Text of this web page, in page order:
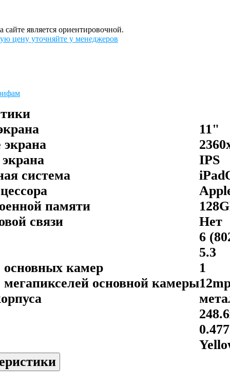
сайте является ориентировочной.
цену уточняйте у менеджеров
11"
IPS
система
памяти
связи
Нет
6
5.3
основных камер
1
основной камеры
0.477